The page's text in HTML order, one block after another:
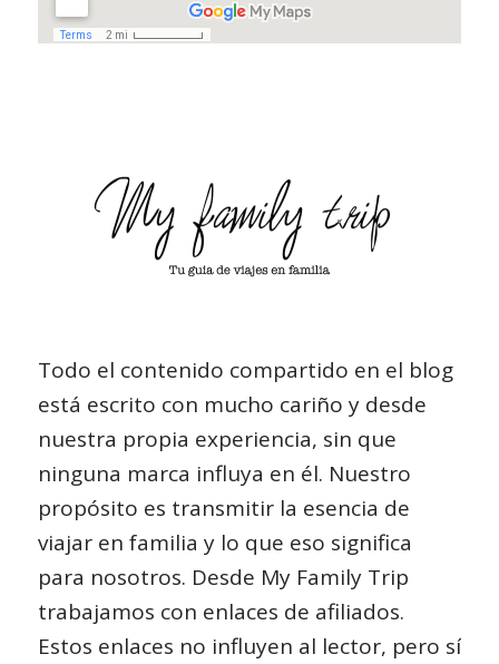
Todo el contenido compartido en el blog
está escrito con mucho cariño y desde
nuestra propia experiencia, sin que
ninguna marca influya en él. Nuestro
propósito es transmitir la esencia de
viajar en familia y lo que eso significa
para nosotros. Desde My Family Trip
trabajamos con enlaces de afiliados.
Estos enlaces no influyen al lector, pero sí